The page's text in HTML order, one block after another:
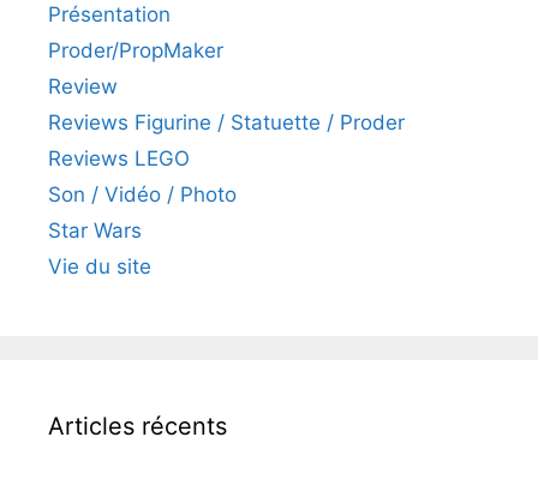
Présentation
Proder/PropMaker
Review
Reviews Figurine / Statuette / Proder
Reviews LEGO
Son / Vidéo / Photo
Star Wars
Vie du site
Articles récents